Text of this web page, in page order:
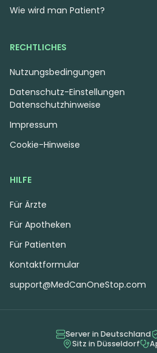
Wie wird man Patient?
HILFE
Für Ärzte
Für Apotheken
Für Patienten
Kontaktformular
support@MedCanOneStop.com
RECHTLICHES
Nutzungsbedingungen
Datenschutzhinweise
Impressum
Cookie-Hinweise
Datenschutz-Einstellungen
Server in Deutschland
Sitz in Düsseldorf